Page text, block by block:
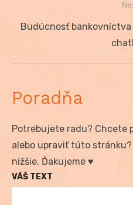
Next
Budúcnosť
Poradňa
Potrebujete radu? Chcete
alebo upraviť túto
nižšie. Ďakujeme ♥
VÁŠ TEXT